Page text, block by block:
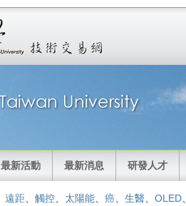
最新活動 最新消息 研發人才
遠距、 觸控、 太陽能、 癌、 生醫、 OLED